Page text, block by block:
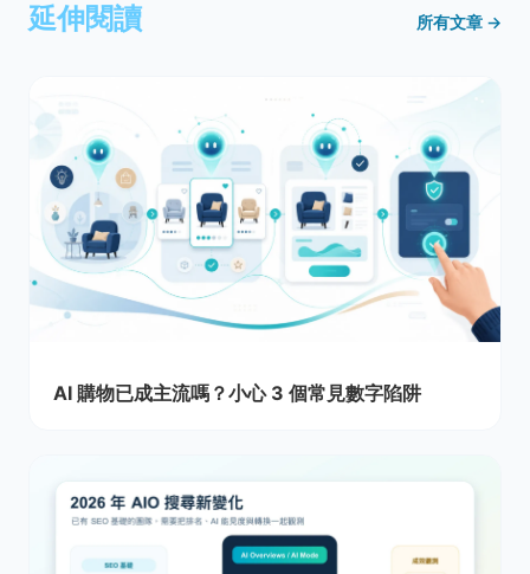
延伸閱讀 所有文章 →
AI 購物已成主流嗎？小心 3 個常見數字陷阱